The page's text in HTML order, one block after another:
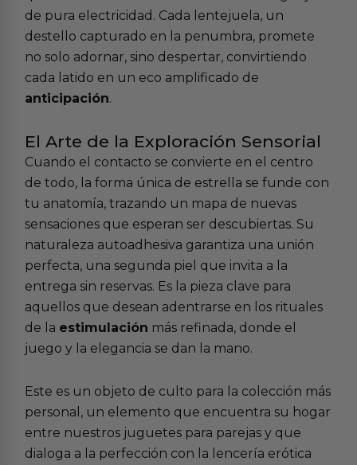
de pura electricidad. Cada lentejuela, un
destello capturado en la penumbra, promete
no solo adornar, sino despertar, convirtiendo
cada latido en un eco amplificado de
anticipación.
El Arte de la Exploración Sensorial
Cuando el contacto se convierte en el centro
de todo, la forma única de estrella se funde con
tu anatomía, trazando un mapa de nuevas
sensaciones que esperan ser descubiertas. Su
naturaleza autoadhesiva garantiza una unión
perfecta, una segunda piel que invita a la
entrega sin reservas. Es la pieza clave para
aquellos que desean adentrarse en los rituales
de la estimulación más refinada, donde el
juego y la elegancia se dan la mano.
Este es un objeto de culto para la colección más
personal, un elemento que encuentra su hogar
entre nuestros juguetes para parejas y que
dialoga a la perfección con la lencería erótica